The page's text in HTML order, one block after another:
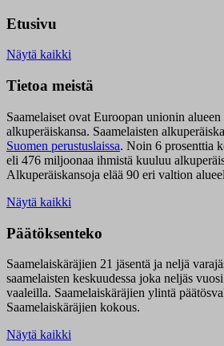
Etusivu
Näytä kaikki
Tietoa meistä
Saamelaiset ovat Euroopan unionin
alkuperäiskansa. Saamelaisten
Suomen perustuslaissa. Noin 6 prosenttia
eli 476 miljoonaa ihmistä kuuluu
Alkuperäiskansoja elää 90 eri valtion
Näytä kaikki
Päätöksenteko
Saamelaiskäräjien 21 jäsentä ja neljä
saamelaisten keskuudessa joka neljäs
vaaleilla. Saamelaiskäräjien ylintä
Saamelaiskäräjien kokous.
Näytä kaikki